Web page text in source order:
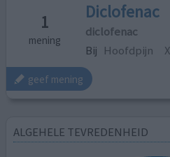
1
mening
Diclofenac
diclofenac
Bij Hoofdpijn X
geef mening
ALGEHELE TEVREDENHEID